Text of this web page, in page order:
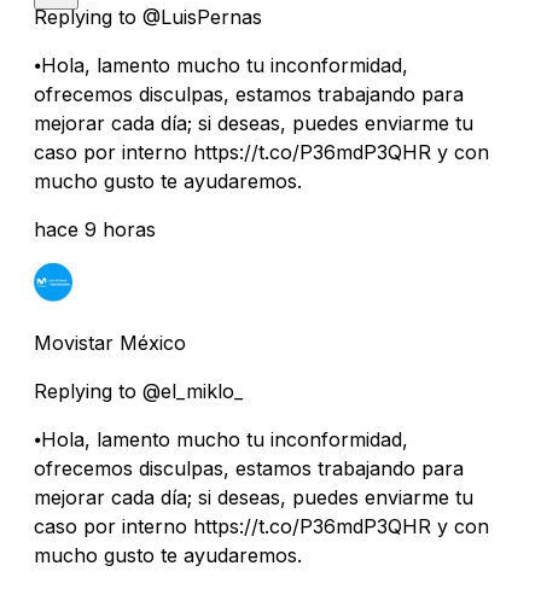
Replying to @LuisPernas
⦁Hola, lamento mucho tu inconformidad,
ofrecemos disculpas, estamos trabajando para
mejorar cada día; si deseas, puedes enviarme tu
caso por interno https://t.co/P36mdP3QHR y con
mucho gusto te ayudaremos.
hace 9 horas
Movistar México
Replying to @el_miklo_
⦁Hola, lamento mucho tu inconformidad,
ofrecemos disculpas, estamos trabajando para
mejorar cada día; si deseas, puedes enviarme tu
caso por interno https://t.co/P36mdP3QHR y con
mucho gusto te ayudaremos.